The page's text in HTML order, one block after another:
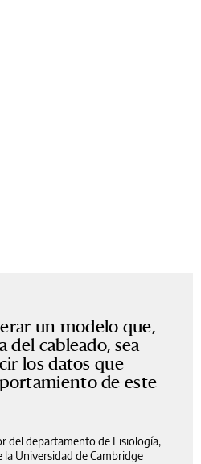
un modelo que,
del cableado, sea
los datos que
de este
del departamento de Fisiología,
la Universidad de Cambridge